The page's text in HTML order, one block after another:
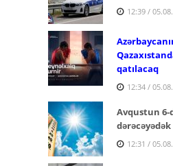
12:39 /
qatılacaq
12:34 /
Avqustun 6-
12:31 /